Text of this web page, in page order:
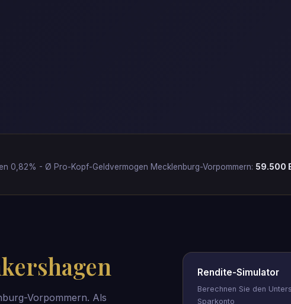
0,82% - Ø Pro-Kopf-Geldvermogen Mecklenburg-Vorpommern: 59.500
Vorpommern. Als
Rendite-Simulator
Berechnen Sie den
Sparkonto